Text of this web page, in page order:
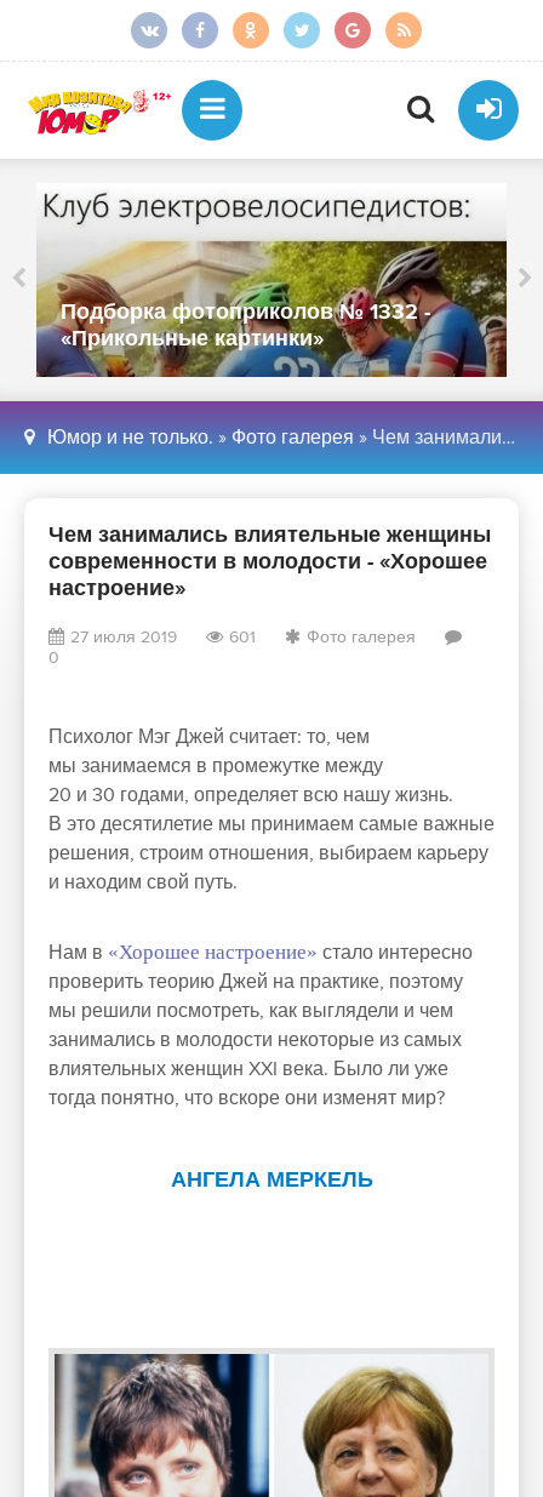
Подборка фотоприколов № 1331 -
«Прикольные картинки»
Юмор и не только. » Фото галерея » Чем занимались влиятельные женщины современности в молодости - «Хорошее настроение»
Чем занимались влиятельные женщины
современности в молодости - «Хорошее
настроение»
27 июля 2019 601
Фото галерея
0
Психолог Мэг Джей считает: то, чем
мы занимаемся в промежутке между
20 и 30 годами, определяет всю нашу жизнь.
В это десятилетие мы принимаем самые важные
решения, строим отношения, выбираем карьеру
и находим свой путь.
Нам в «Хорошее настроение» стало интересно
проверить теорию Джей на практике, поэтому
мы решили посмотреть, как выглядели и чем
занимались в молодости некоторые из самых
влиятельных женщин XXI века. Было ли уже
тогда понятно, что вскоре они изменят мир?
АНГЕЛА МЕРКЕЛЬ